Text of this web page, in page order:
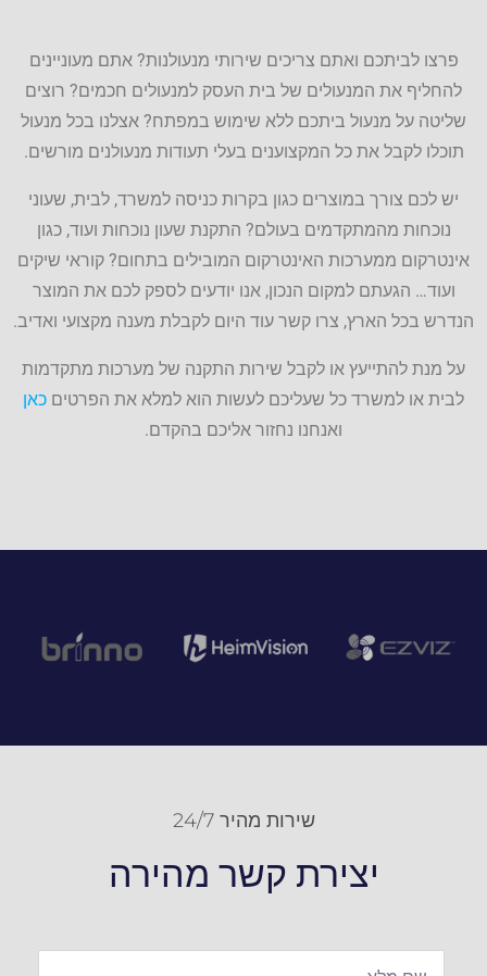
פרצו לביתכם ואתם צריכים שירותי מנעולנות? אתם מעוניינים
להחליף את המנעולים של בית העסק למנעולים חכמים? רוצים
שליטה על מנעול ביתכם ללא שימוש במפתח? אצלנו בכל מנעול
תוכלו לקבל את כל המקצוענים בעלי תעודות מנעולנים מורשים.
יש לכם צורך במוצרים כגון בקרות כניסה למשרד, לבית, שעוני
נוכחות מהמתקדמים בעולם? התקנת שעון נוכחות ועוד, כגון
אינטרקום ממערכות האינטרקום המובילים בתחום? קוראי שיקים
ועוד… הגעתם למקום הנכון, אנו יודעים לספק לכם את המוצר
הנדרש בכל הארץ, צרו קשר עוד היום לקבלת מענה מקצועי ואדיב.
על מנת להתייעץ או לקבל שירות התקנה של מערכות מתקדמות
לבית או למשרד כל שעליכם לעשות הוא למלא את הפרטים כאן
ואנחנו נחזור אליכם בהקדם.
שירות מהיר 24/7
יצירת קשר מהירה